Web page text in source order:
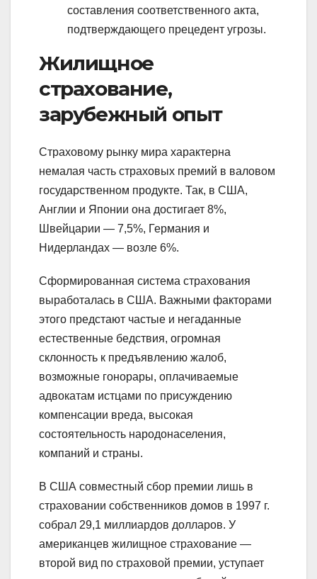
составления соответственного акта,
подтверждающего прецедент угрозы.
Жилищное
страхование,
зарубежный опыт
Страховому рынку мира характерна
немалая часть страховых премий в валовом
государственном продукте. Так, в США,
Англии и Японии она достигает 8%,
Швейцарии — 7,5%, Германия и
Нидерландах — возле 6%.
Сформированная система страхования
выработалась в США. Важными факторами
этого предстают частые и негаданные
естественные бедствия, огромная
склонность к предъявлению жалоб,
возможные гонорары, оплачиваемые
адвокатам истцами по присуждению
компенсации вреда, высокая
состоятельность народонаселения,
компаний и страны.
В США совместный сбор премии лишь в
страховании собственников домов в 1997 г.
собрал 29,1 миллиардов долларов. У
американцев жилищное страхование —
второй вид по страховой премии, уступает